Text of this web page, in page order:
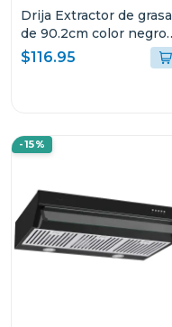
Drija Extractor de grasa
de 90.2cm color negro
compatto
$116.95
-15%